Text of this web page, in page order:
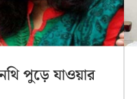
পুড়ে যাওয়ার